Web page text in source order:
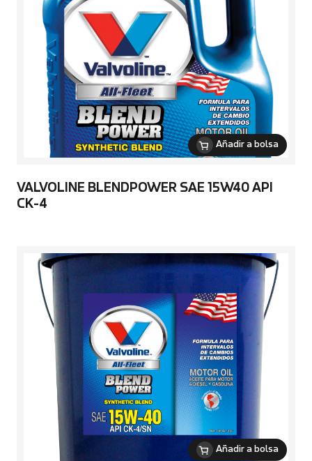
Añadir a bolsa
VALVOLINE BLENDPOWER SAE 15W40 API
CK-4
Añadir a bolsa